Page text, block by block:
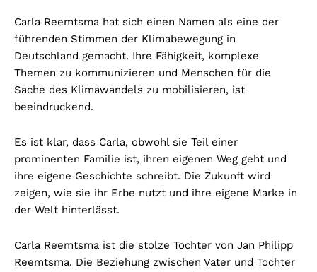
Carla Reemtsma hat sich einen Namen als eine der
führenden Stimmen der Klimabewegung in
Deutschland gemacht. Ihre Fähigkeit, komplexe
Themen zu kommunizieren und Menschen für die
Sache des Klimawandels zu mobilisieren, ist
beeindruckend.
Es ist klar, dass Carla, obwohl sie Teil einer
prominenten Familie ist, ihren eigenen Weg geht und
ihre eigene Geschichte schreibt. Die Zukunft wird
zeigen, wie sie ihr Erbe nutzt und ihre eigene Marke in
der Welt hinterlässt.
Carla Reemtsma ist die stolze Tochter von Jan Philipp
Reemtsma. Die Beziehung zwischen Vater und Tochter